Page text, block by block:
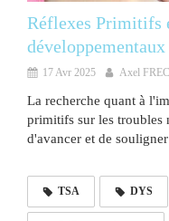
Réflexes Primitifs
développementaux
17 Avr 2025 Axel
La recherche quant à
primitifs sur les troubles
d'avancer et de
TSA DYS